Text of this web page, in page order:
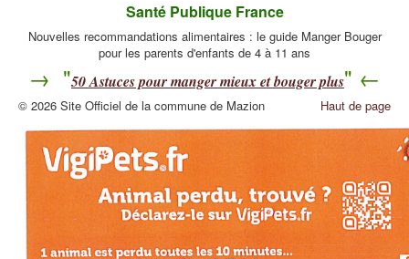
Santé Publique France
Nouvelles recommandations alimentaires : le guide Manger Bouger
pour les parents d'enfants de 4 à 11 ans
→ "50Astuces pour manger mieux et bouger plus" ←
Haut de page
© 2026 Site Officiel de la commune de Mazion